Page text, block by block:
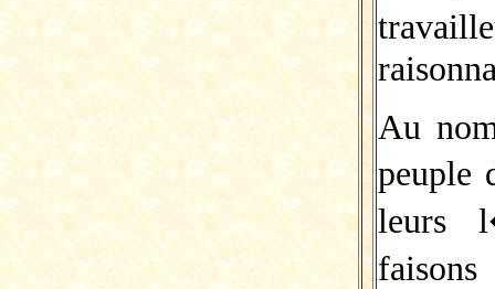
Au
peuple
leurs